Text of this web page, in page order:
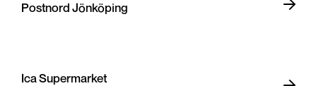
Postnord Jönköping
Ica Supermarket